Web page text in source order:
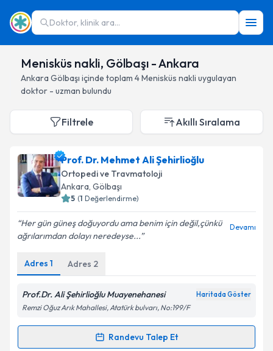
Doktor, klinik ara...
Menisküs nakli, Gölbaşı - Ankara
Ankara Gölbaşı içinde toplam 4Menisküs nakli uygulayan
doktor - uzman bulundu
Filtrele Akıllı Sıralama
Prof. Dr. Mehmet Ali Şehirlioğlu
Ortopedi ve Travmatoloji
Ankara, Gölbaşı
5 (1 Değerlendirme)
Her gün güneş doğuyordu ama benim için değil,çünkü
ağrılarımdan dolayı neredeyse...
Devamı
Adres 1 Adres 2
Prof.Dr. Ali Şehirlioğlu Muayenehanesi Haritada Göster
Remzi Oğuz Arık Mahallesi, Atatürk bulvarı, No:199/F
Randevu Talep Et
Randevu Takvimi Talebi